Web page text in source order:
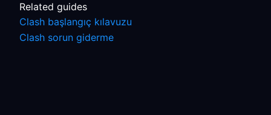
Related guides
Clash başlangıç kılavuzu
Clash sorun giderme